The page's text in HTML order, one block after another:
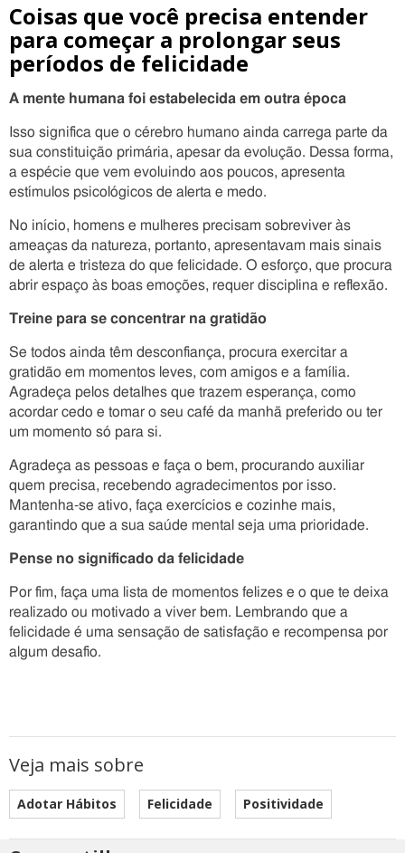
Coisas que você precisa entender
para começar a prolongar seus
períodos de felicidade
A mente humana foi estabelecida em outra época
Isso significa que o cérebro humano ainda carrega parte da
sua constituição primária, apesar da evolução. Dessa forma,
a espécie que vem evoluindo aos poucos, apresenta
estímulos psicológicos de alerta e medo.
No início, homens e mulheres precisam sobreviver às
ameaças da natureza, portanto, apresentavam mais sinais
de alerta e tristeza do que felicidade. O esforço, que procura
abrir espaço às boas emoções, requer disciplina e reflexão.
Treine para se concentrar na gratidão
Se todos ainda têm desconfiança, procura exercitar a
gratidão em momentos leves, com amigos e a família.
Agradeça pelos detalhes que trazem esperança, como
acordar cedo e tomar o seu café da manhã preferido ou ter
um momento só para si.
Agradeça as pessoas e faça o bem, procurando auxiliar
quem precisa, recebendo agradecimentos por isso.
Mantenha-se ativo, faça exercícios e cozinhe mais,
garantindo que a sua saúde mental seja uma prioridade.
Pense no significado da felicidade
Por fim, faça uma lista de momentos felizes e o que te deixa
realizado ou motivado a viver bem. Lembrando que a
felicidade é uma sensação de satisfação e recompensa por
algum desafio.
Veja mais sobre
Adotar Hábitos Felicidade Positividade